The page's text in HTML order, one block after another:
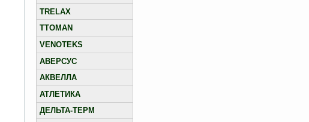
TRELAX
TTOMAN
VENOTEKS
АВЕРСУС
АКВЕЛЛА
АТЛЕТИКА
ДЕЛЬТА-ТЕРМ